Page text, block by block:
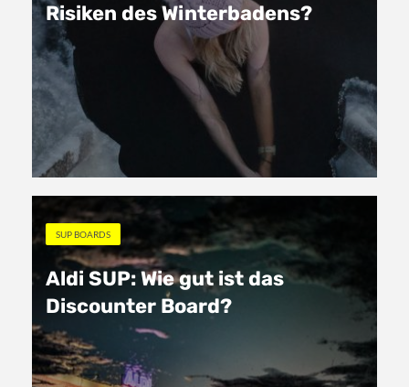
Risiken des Winterbadens?
SUP BOARDS
Aldi SUP: Wie gut ist das
Discounter Board?